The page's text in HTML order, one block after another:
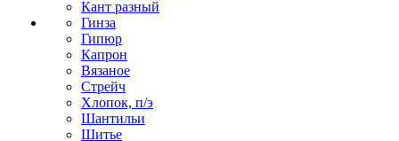
Кант разный
Гинза
Гипюр
Капрон
Вязаное
Стрейч
Хлопок, п/э
Шантильи
Шитье